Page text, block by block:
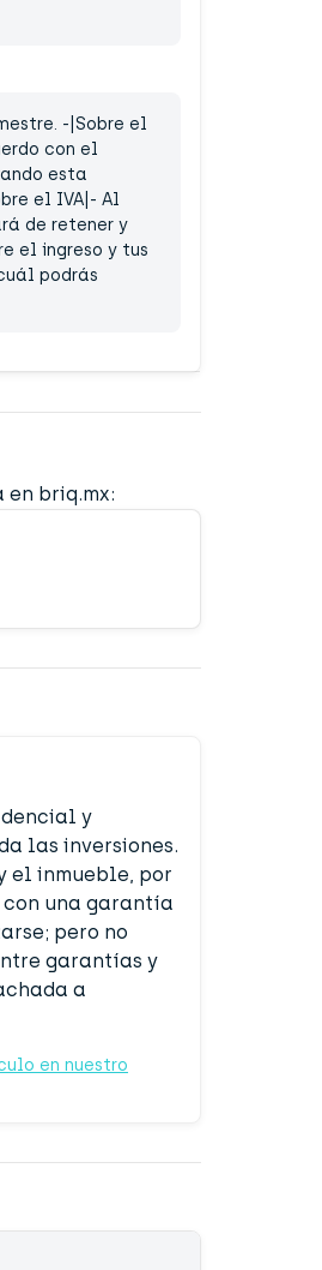
-|Sobre el
con el
esta
el IVA|- Al
de retener y
el ingreso y tus
podrás
briq.mx:
y
las inversiones.
el inmueble, por
con una garantía
pero no
garantías y
a
en nuestro